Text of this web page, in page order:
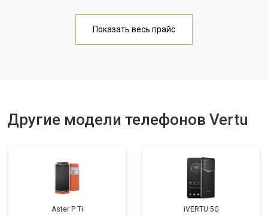
Показать весь прайс
Другие модели телефонов Vertu
Aster P Ti iVERTU 5G